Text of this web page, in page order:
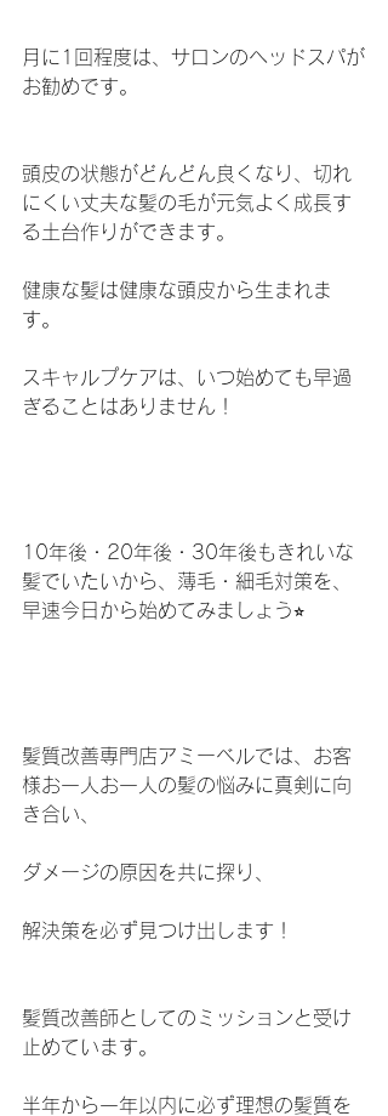
月に1回程度は、サロンのヘッドスパが
お勧めです。
頭皮の状態がどんどん良くなり、切れ
にくい丈夫な髪の毛が元気よく成長す
る土台作りができます。
健康な髪は健康な頭皮から生まれま
す。
スキャルプケアは、いつ始めても早過
ぎることはありません！
10年後・20年後・30年後もきれいな
髪でいたいから、薄毛・細毛対策を、
早速今日から始めてみましょう⭐︎
髪質改善専門店アミーベルでは、お客
様お一人お一人の髪の悩みに真剣に向
き合い、
ダメージの原因を共に探り、
解決策を必ず見つけ出します！
髪質改善師としてのミッションと受け
止めています。
半年から一年以内に必ず理想の髪質を